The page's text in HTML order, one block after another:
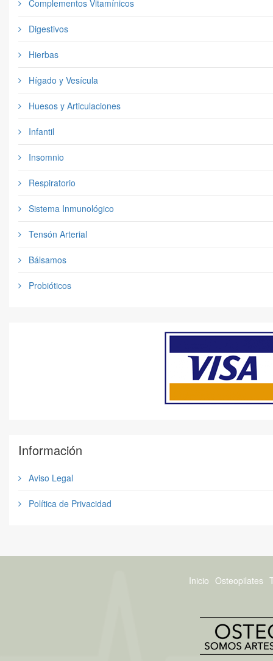
Complementos Vitamínicos
Digestivos
Hierbas
Hígado y Vesícula
Huesos y Articulaciones
Infantil
Insomnio
Respiratorio
Sistema Inmunológico
Tensón Arterial
Bálsamos
Probióticos
Información
Aviso Legal
Política de Privacidad
Inicio Osteopilates